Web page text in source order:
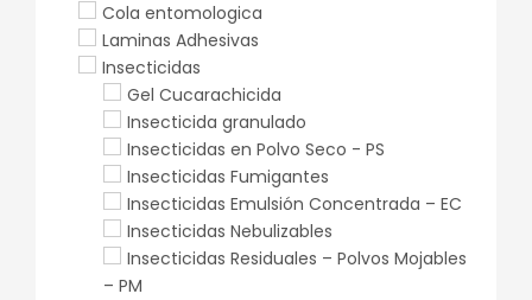
Cola entomologica
Laminas Adhesivas
Insecticidas
Gel Cucarachicida
Insecticida granulado
Insecticidas en Polvo Seco - PS
Insecticidas Fumigantes
Insecticidas Emulsión Concentrada – EC
Insecticidas Nebulizables
Insecticidas Residuales – Polvos Mojables
– PM